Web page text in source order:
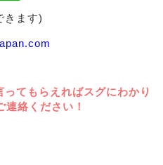
きます)
ってもらえればスグにわかり
絡ください！